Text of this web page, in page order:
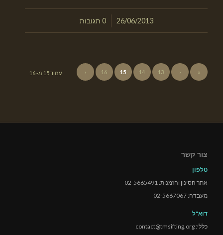
26/06/2013
/ 0 תגובות
עמוד 15 מ- 16 «
‹
13
14
15
16
›
צור קשר
טלפון
אתר הסינון והזמנות: 02-5665491
מעבדה: 02-5667067
דוא"ל
כללי: contact@tmsifting.org